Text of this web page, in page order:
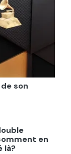
son
en
là?